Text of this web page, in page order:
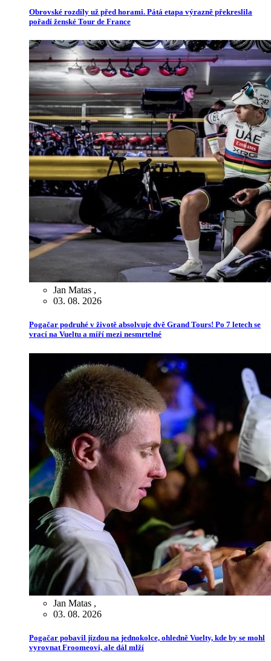
Obrovské rozdíly už před horami. Pátá etapa výrazně překreslila
pořadí ženské Tour de France
Jan Matas ,
03. 08. 2026
Pogačar podruhé v životě absolvuje dvě Grand Tours! Po 7 letech se
vrací na Vueltu a míří mezi nesmrtelné
Jan Matas ,
03. 08. 2026
Pogačar pobavil jízdou na jednokolce, ohledně Vuelty, kde by se mohl
vyrovnat Froomeovi, ale dál mlží